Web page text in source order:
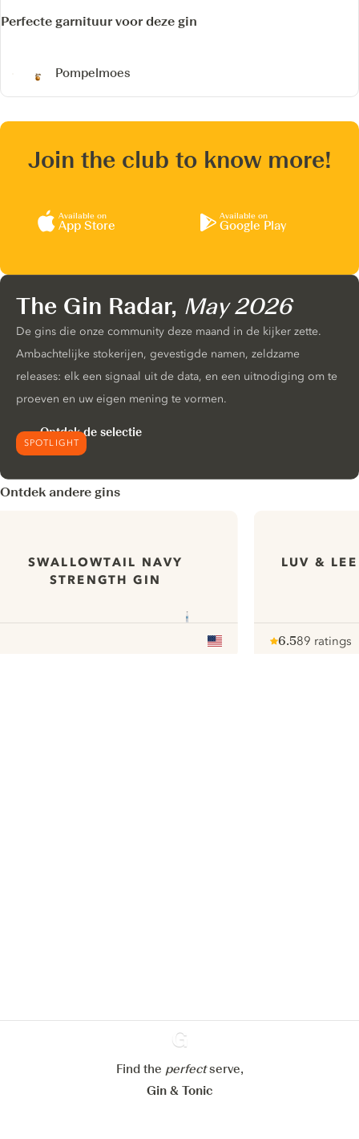
Perfecte garnituur voor deze gin
Pompelmoes
Join the club to know more!
Available on
App Store
Available on
Google Play
SPOTLIGHT
The Gin Radar, May 2026
De gins die onze community deze maand in de kijker zette.
Ambachtelijke stokerijen, gevestigde namen, zeldzame
releases: elk een signaal uit de data, en een uitnodiging om te
proeven en uw eigen mening te vormen.
Ontdek de selectie
Ontdek andere gins
SWALLOWTAIL NAVY
STRENGTH GIN
LUV &
6.589 ratings
Ginventory
Find the perfectserve,
Gin & Tonic